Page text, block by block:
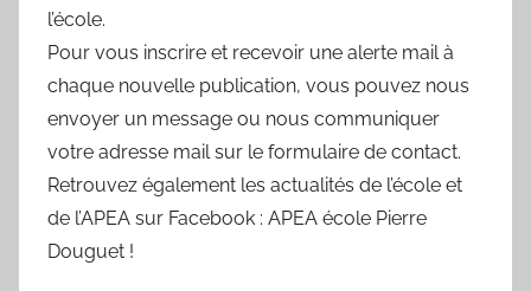
l’école.
Pour vous inscrire et recevoir une alerte mail à
chaque nouvelle publication, vous pouvez nous
envoyer un message ou nous communiquer
votre adresse mail sur le formulaire de contact.
Retrouvez également les actualités de l’école et
de l’APEA sur Facebook : APEA école Pierre
Douguet !